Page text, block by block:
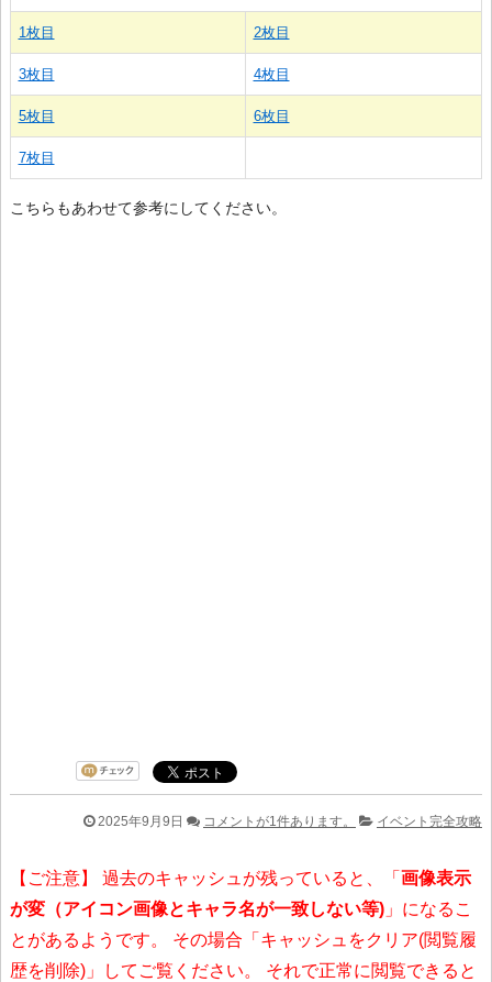
1枚目 2枚目
3枚目 4枚目
5枚目 6枚目
7枚目
こちらもあわせて参考にしてください。
2025年9月9日 コメントが1件あります。 イベント完全攻略
【ご注意】 過去のキャッシュが残っていると、「 画像表示
が変（アイコン画像とキャラ名が一致しない等) 」になるこ
とがあるようです。 その場合「キャッシュをクリア(閲覧履
歴を削除)」してご覧ください。 それで正常に閲覧できると